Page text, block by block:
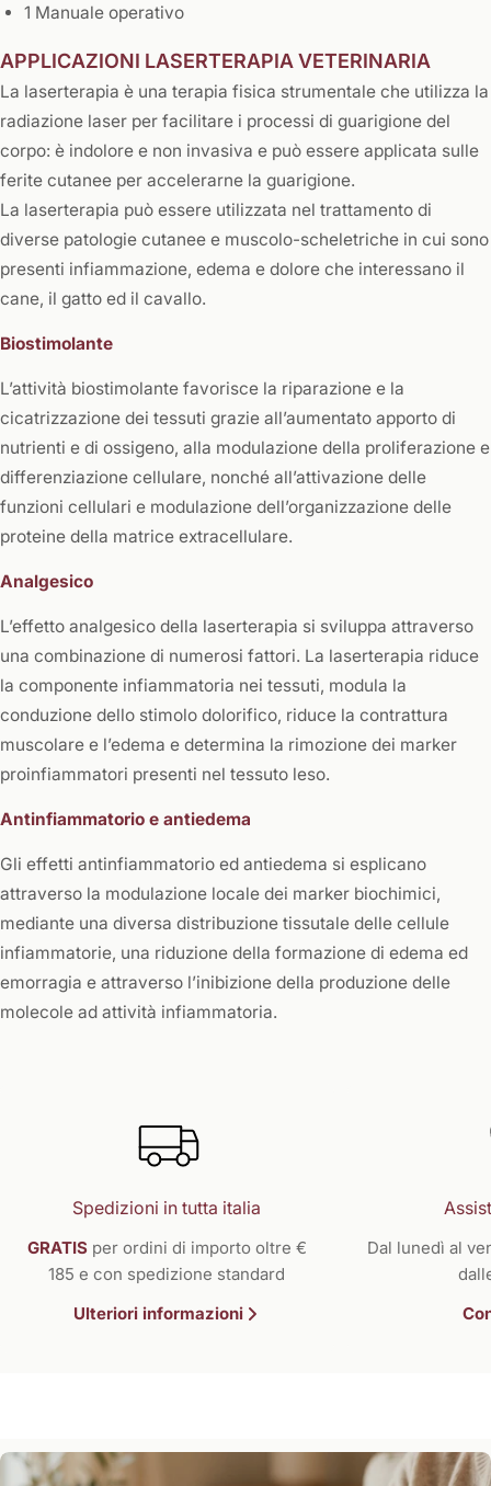
1 Manuale operativo
APPLICAZIONI LASERTERAPIA VETERINARIA
La laserterapia è una terapia fisica strumentale che utilizza la
radiazione laser per facilitare i processi di guarigione del
corpo: è indolore e non invasiva e può essere applicata sulle
ferite cutanee per accelerarne la guarigione.
La laserterapia può essere utilizzata nel trattamento di
diverse patologie cutanee e muscolo-scheletriche in cui sono
presenti infiammazione, edema e dolore che interessano il
cane, il gatto ed il cavallo.
Biostimolante
L’attività biostimolante favorisce la riparazione e la
cicatrizzazione dei tessuti grazie all’aumentato apporto di
nutrienti e di ossigeno, alla modulazione della proliferazione e
differenziazione cellulare, nonché all’attivazione delle
funzioni cellulari e modulazione dell’organizzazione delle
proteine della matrice extracellulare.
Analgesico
L’effetto analgesico della laserterapia si sviluppa attraverso
una combinazione di numerosi fattori. La laserterapia riduce
la componente infiammatoria nei tessuti, modula la
conduzione dello stimolo dolorifico, riduce la contrattura
muscolare e l’edema e determina la rimozione dei marker
proinfiammatori presenti nel tessuto leso.
Antinfiammatorio e antiedema
Gli effetti antinfiammatorio ed antiedema si esplicano
attraverso la modulazione locale dei marker biochimici,
mediante una diversa distribuzione tissutale delle cellule
infiammatorie, una riduzione della formazione di edema ed
emorragia e attraverso l’inibizione della produzione delle
molecole ad attività infiammatoria.
Spedizioni in tutta italia
GRATIS per ordini di importo oltre €
185 e con spedizione standard
Ulteriori informazioni
Dal lunedì al